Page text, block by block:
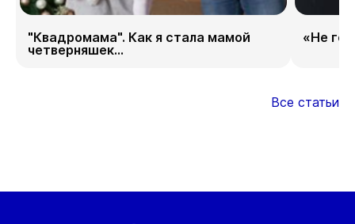
"Квадромама". Как я стала мамой
четверняшек...
«Не
Все статьи